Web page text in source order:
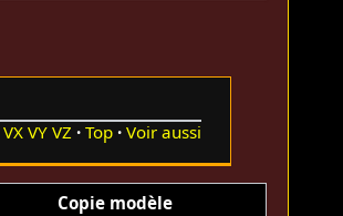
VX VY VZ Top Voir aussi
Copie modèle